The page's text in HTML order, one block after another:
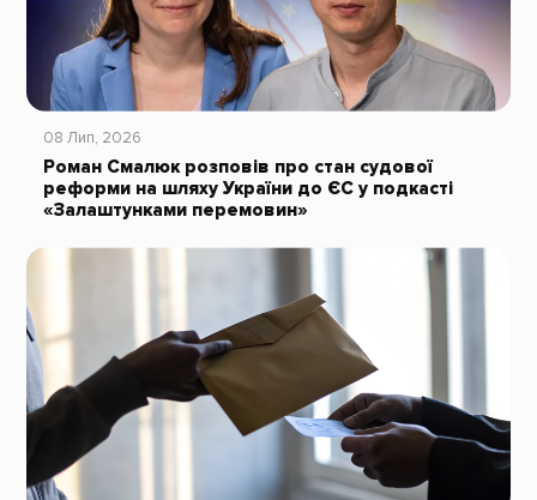
08 Лип, 2026
Роман Смалюк розповів про стан судової
реформи на шляху України до ЄС у подкасті
«Залаштунками перемовин»